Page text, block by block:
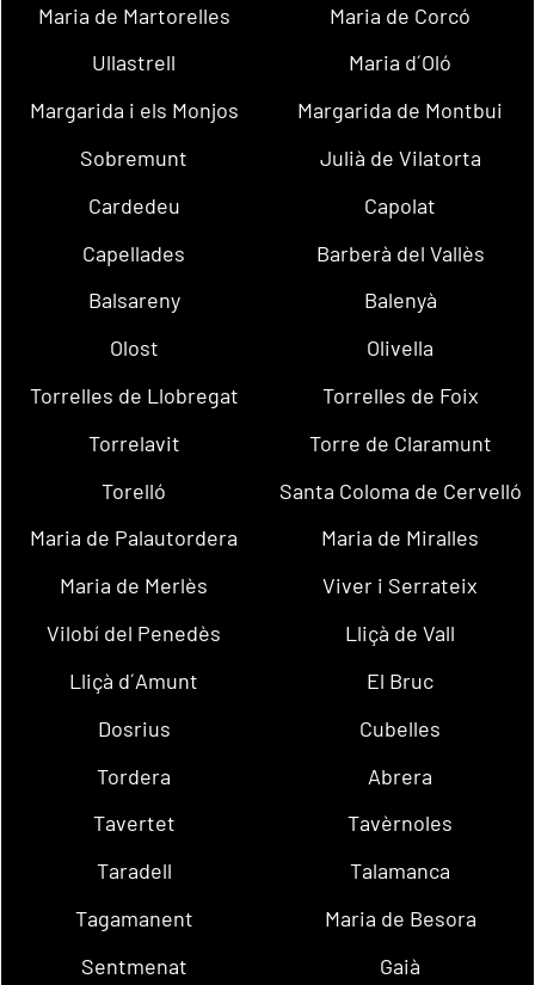
Maria de Martorelles
Maria de Corcó
Ullastrell
Maria d´Oló
Margarida i els Monjos
Margarida de Montbui
Sobremunt
Julià de Vilatorta
Cardedeu
Capolat
Capellades
Barberà del Vallès
Balsareny
Balenyà
Olost
Olivella
Torrelles de Llobregat
Torrelles de Foix
Torrelavit
Torre de Claramunt
Torelló
Santa Coloma de Cervelló
Maria de Palautordera
Maria de Miralles
Maria de Merlès
Viver i Serrateix
Vilobí del Penedès
Lliçà de Vall
Lliçà d´Amunt
El Bruc
Dosrius
Cubelles
Tordera
Abrera
Tavertet
Tavèrnoles
Taradell
Talamanca
Tagamanent
Maria de Besora
Sentmenat
Gaià